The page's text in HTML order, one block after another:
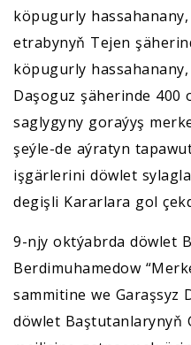
köpugurly
etrabynyň Tejen
köpugurly
Daşoguz şäherinde 400
saglygyny goraýyş
şeýle-de aýratyn
işgärlerini döwlet
degişli Kararlara gol
9-njy oktýabrda döwlet
Berdimuhamedow
sammitine we Garaşsyz
döwlet Baştutanlarynyň